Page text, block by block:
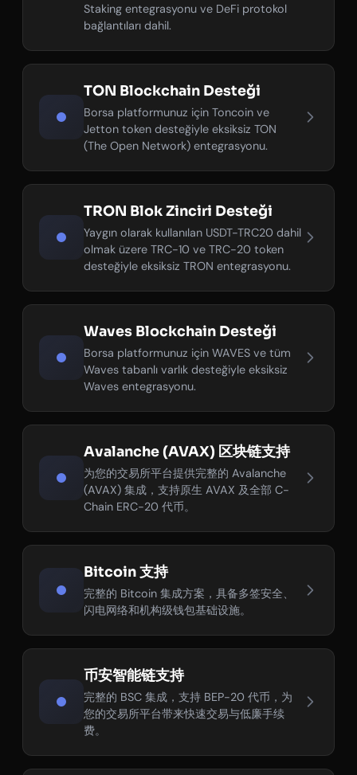
Staking entegrasyonu ve DeFi protokol
bağlantıları dahil.
TON Blockchain Desteği
Borsa platformunuz için Toncoin ve
Jetton token desteğiyle eksiksiz TON
(The Open Network) entegrasyonu.
TRON Blok Zinciri Desteği
Yaygın olarak kullanılan USDT-TRC20 dahil
olmak üzere TRC-10 ve TRC-20 token
desteğiyle eksiksiz TRON entegrasyonu.
Waves Blockchain Desteği
Borsa platformunuz için WAVES ve tüm
Waves tabanlı varlık desteğiyle eksiksiz
Waves entegrasyonu.
Avalanche (AVAX) 区块链支持
为您的交易所平台提供完整的 Avalanche
(AVAX) 集成，支持原生 AVAX 及全部 C-
Chain ERC-20 代币。
Bitcoin 支持
完整的 Bitcoin 集成方案，具备多签安全、
闪电网络和机构级钱包基础设施。
币安智能链支持
完整的 BSC 集成，支持 BEP-20 代币，为
您的交易所平台带来快速交易与低廉手续
费。